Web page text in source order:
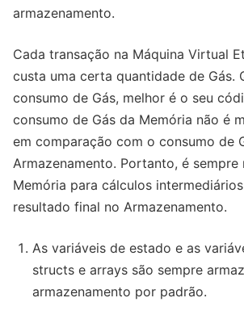
armazenamento.
Cada transação na Máquina Virtual
custa uma certa quantidade de Gás.
consumo de Gás, melhor é o seu
consumo de Gás da Memória não é
em comparação com o consumo de
Armazenamento. Portanto, é sempre
Memória para cálculos
resultado final no Armazenamento.
As variáveis de estado e as
structs e arrays são sempre
armazenamento por padrão.